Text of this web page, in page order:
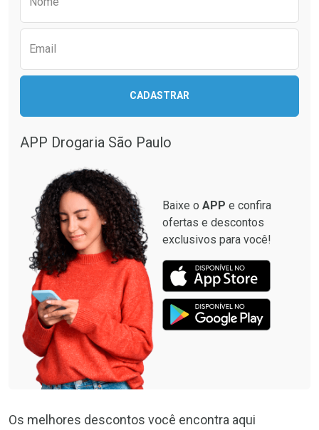
Email
CADASTRAR
APP Drogaria São Paulo
Baixe o APP e confira
ofertas e descontos
exclusivos para você!
Os melhores descontos você encontra aqui